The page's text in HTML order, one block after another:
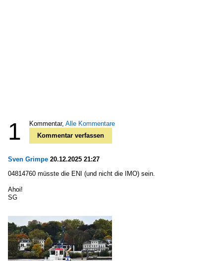
1 Kommentar, Alle Kommentare
Kommentar verfassen
Sven Grimpe 20.12.2025 21:27
04814760 müsste die ENI (und nicht die IMO) sein.
Ahoi!
SG